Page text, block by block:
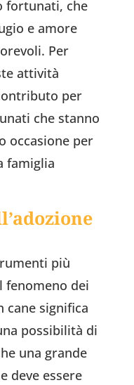
fortunati, che
e amore
Per
attività
per
che stanno
occasione per
famiglia
più
dei
cane significa
possibilità di
una grande
deve essere